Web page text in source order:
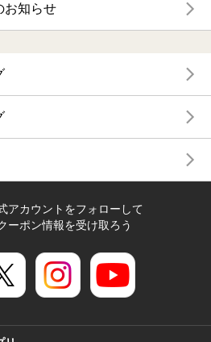
お知らせ
アカウントをフォローして
ーポン情報を受け取ろう